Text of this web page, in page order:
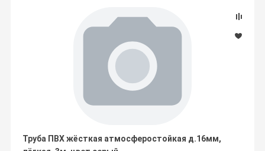
Труба ПВХ жёсткая атмосферостойкая д.16мм,